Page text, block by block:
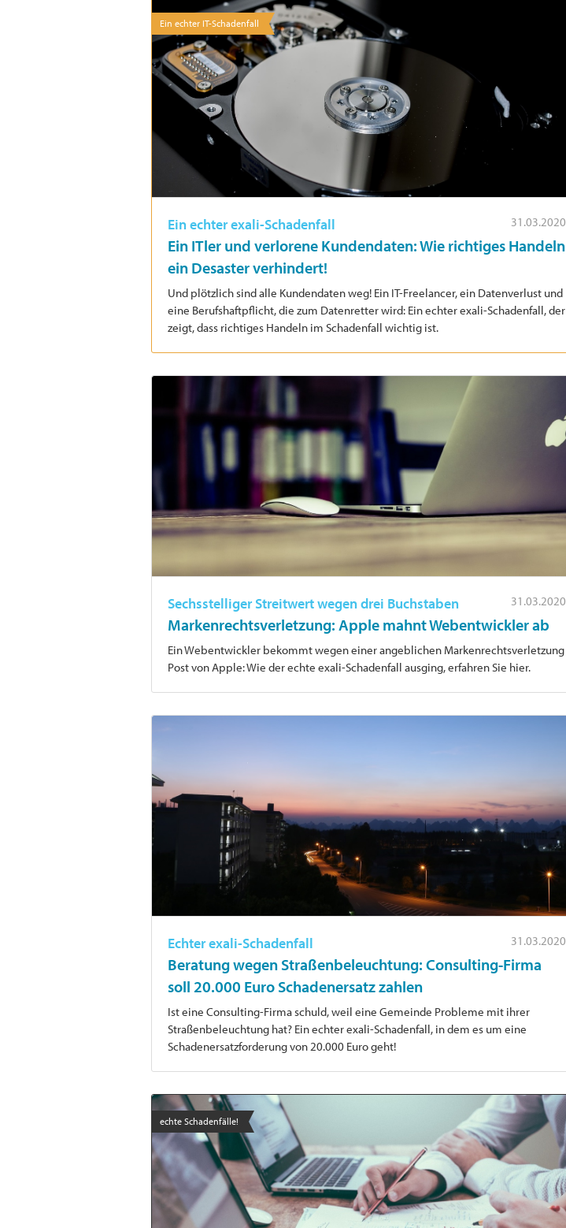
Ein echter IT-Schadenfall
31.03.2020
Ein echter exali-Schadenfall
Ein ITler und verlorene Kundendaten: Wie richtiges Handeln
ein Desaster verhindert!
Und plötzlich sind alle Kundendaten weg! Ein IT-Freelancer, ein Datenverlust und
eine Berufshaftpflicht, die zum Datenretter wird: Ein echter exali-Schadenfall, der
zeigt, dass richtiges Handeln im Schadenfall wichtig ist.
31.03.2020
Sechsstelliger Streitwert wegen drei Buchstaben
Markenrechtsverletzung: Apple mahnt Webentwickler ab
Ein Webentwickler bekommt wegen einer angeblichen Markenrechtsverletzung
Post von Apple: Wie der echte exali-Schadenfall ausging, erfahren Sie hier.
31.03.2020
Echter exali-Schadenfall
Beratung wegen Straßenbeleuchtung: Consulting-Firma
soll 20.000 Euro Schadenersatz zahlen
Ist eine Consulting-Firma schuld, weil eine Gemeinde Probleme mit ihrer
Straßenbeleuchtung hat? Ein echter exali-Schadenfall, in dem es um eine
Schadenersatzforderung von 20.000 Euro geht!
echte Schadenfälle!